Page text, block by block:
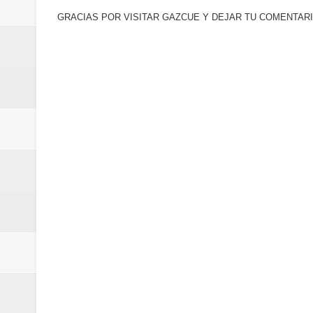
GRACIAS POR VISITAR GAZCUE Y DEJAR TU